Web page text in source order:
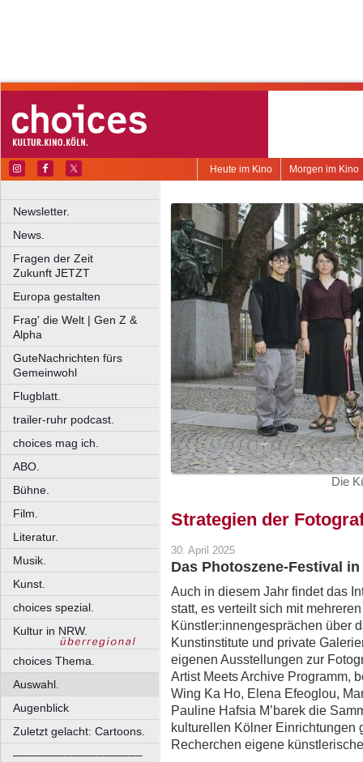
Morgen im Kino
Heute im Kino
Newsletter.
News.
Fragen der Zeit
Zukunft JETZT
Europa gestalten
Frag' die Welt | Gen Z &
Alpha
GuteNachrichten fürs
Gemeinwohl
Flugblatt.
trailer-ruhr podcast.
choices mag ich.
ABO.
Bühne.
Film.
Literatur.
Musik.
Kunst.
choices spezial.
Kultur in NRW.
choices Thema.
Auswahl.
Augenblick
Zuletzt gelacht: Cartoons.
––––––––––––––––––––
Die
Strategien der
30. April 2025
Das Photoszene-Festival
Auch in diesem Jahr findet das
statt, es verteilt sich mit
Künstler:innengesprächen über
Kunstinstitute und private
eigenen Ausstellungen zur
Artist Meets Archive Programm,
Wing Ka Ho, Elena Efeoglou,
Pauline Hafsia M’barek die
kulturellen Kölner Einrichtungen
Recherchen eigene